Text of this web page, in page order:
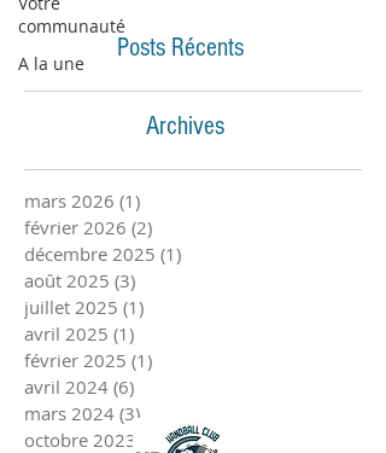
communauté
A la une
Posts Récents
Archives
mars 2026 (1)
février 2026 (2)
décembre 2025 (1)
août 2025 (3)
juillet 2025 (1)
avril 2025 (1)
février 2025 (1)
avril 2024 (6)
mars 2024 (3)
octobre 2023
2 posts